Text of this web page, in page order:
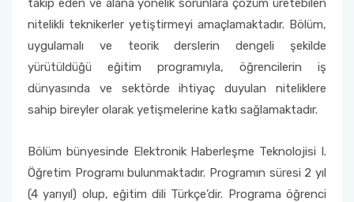
takip eden ve alana yönelik sorunlara çözüm üretebilen
nitelikli teknikerler yetiştirmeyi amaçlamaktadır. Bölüm,
uygulamalı ve teorik derslerin dengeli şekilde
yürütüldüğü eğitim programıyla, öğrencilerin iş
dünyasında ve sektörde ihtiyaç duyulan niteliklere
sahip bireyler olarak yetişmelerine katkı sağlamaktadır.
Bölüm bünyesinde Elektronik Haberleşme Teknolojisi I.
Öğretim Programı bulunmaktadır. Programın süresi 2 yıl
(4 yarıyıl) olup, eğitim dili Türkçe’dir. Programa öğrenci
Uluslararasılaşma
Öğrenci için Bilgi